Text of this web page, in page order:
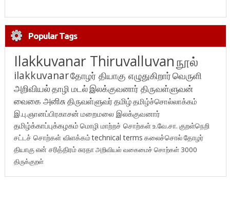
Popular Tags
Ilakkuvanar Thiruvalluvanநூல்
ilakkuvanarதோழர் தியாகு எழுதுகிறார்வெருளி
அறிவியல்தாழி மடல்இலக்குவனார் திருவள்ளுவன்
வைகை அனிசுதிருவள்ளுவர்தமிழ்தமிழ்ச்சொல்லாக்கம்
இ.பு.ஞானப்பிரகாசன் மறைமலை இலக்குவனார்
தமிழ்க்காப்புக்கழகம் மொழி மாற்றச் சொற்கள்உ.வே.சா. குறள்நெறி
சட்டச் சொற்கள் விளக்கம்technical terms கலைச்சொல்தோழர்
தியாகுஎன் சரித்திரம்சுரதாஅறிவியல் வகைமைச் சொற்கள் 3000
திருக்குறள்